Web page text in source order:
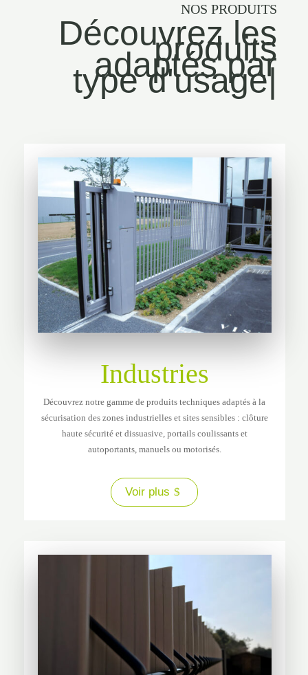
NOS PRODUITS
Découvrez les
produits
adaptés par
type d'usage|
Industries
Découvrez notre gamme de produits techniques adaptés à la
sécurisation des zones industrielles et sites sensibles : clôture
haute sécurité et dissuasive, portails coulissants et
autoportants, manuels ou motorisés.
Voir plus